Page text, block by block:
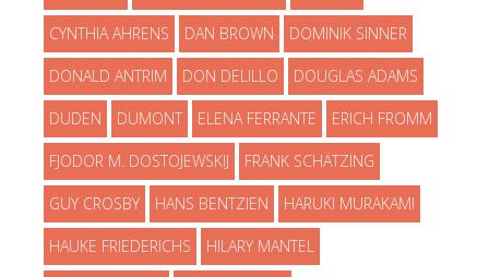
CYNTHIA AHRENS DAN BROWN DOMINIK SINNER
DONALD ANTRIM DON DELILLO DOUGLAS ADAMS
DUDEN DUMONT ELENA FERRANTE ERICH FROMM
FJODOR M. DOSTOJEWSKIJ FRANK SCHÄTZING
GUY CROSBY HANS BENTZIEN HARUKI MURAKAMI
HAUKE FRIEDERICHS HILARY MANTEL